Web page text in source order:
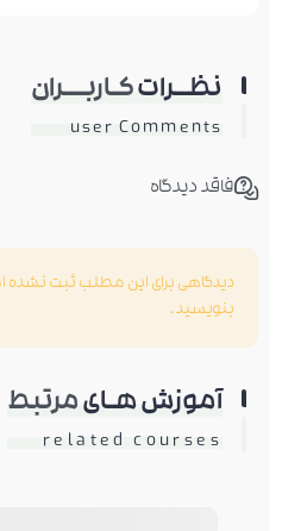
نظــراتکـاربـــران
user Comments
فاقد دیدگاه
دیدگاهی برای این مطلب ثبت نشده
بنویسید.
آموزش هـایمرتبط
related courses